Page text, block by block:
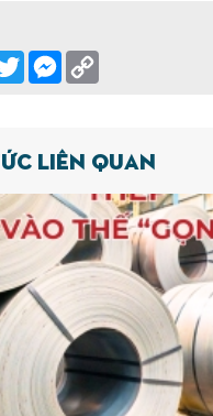
TwitterMessenger
liên quan